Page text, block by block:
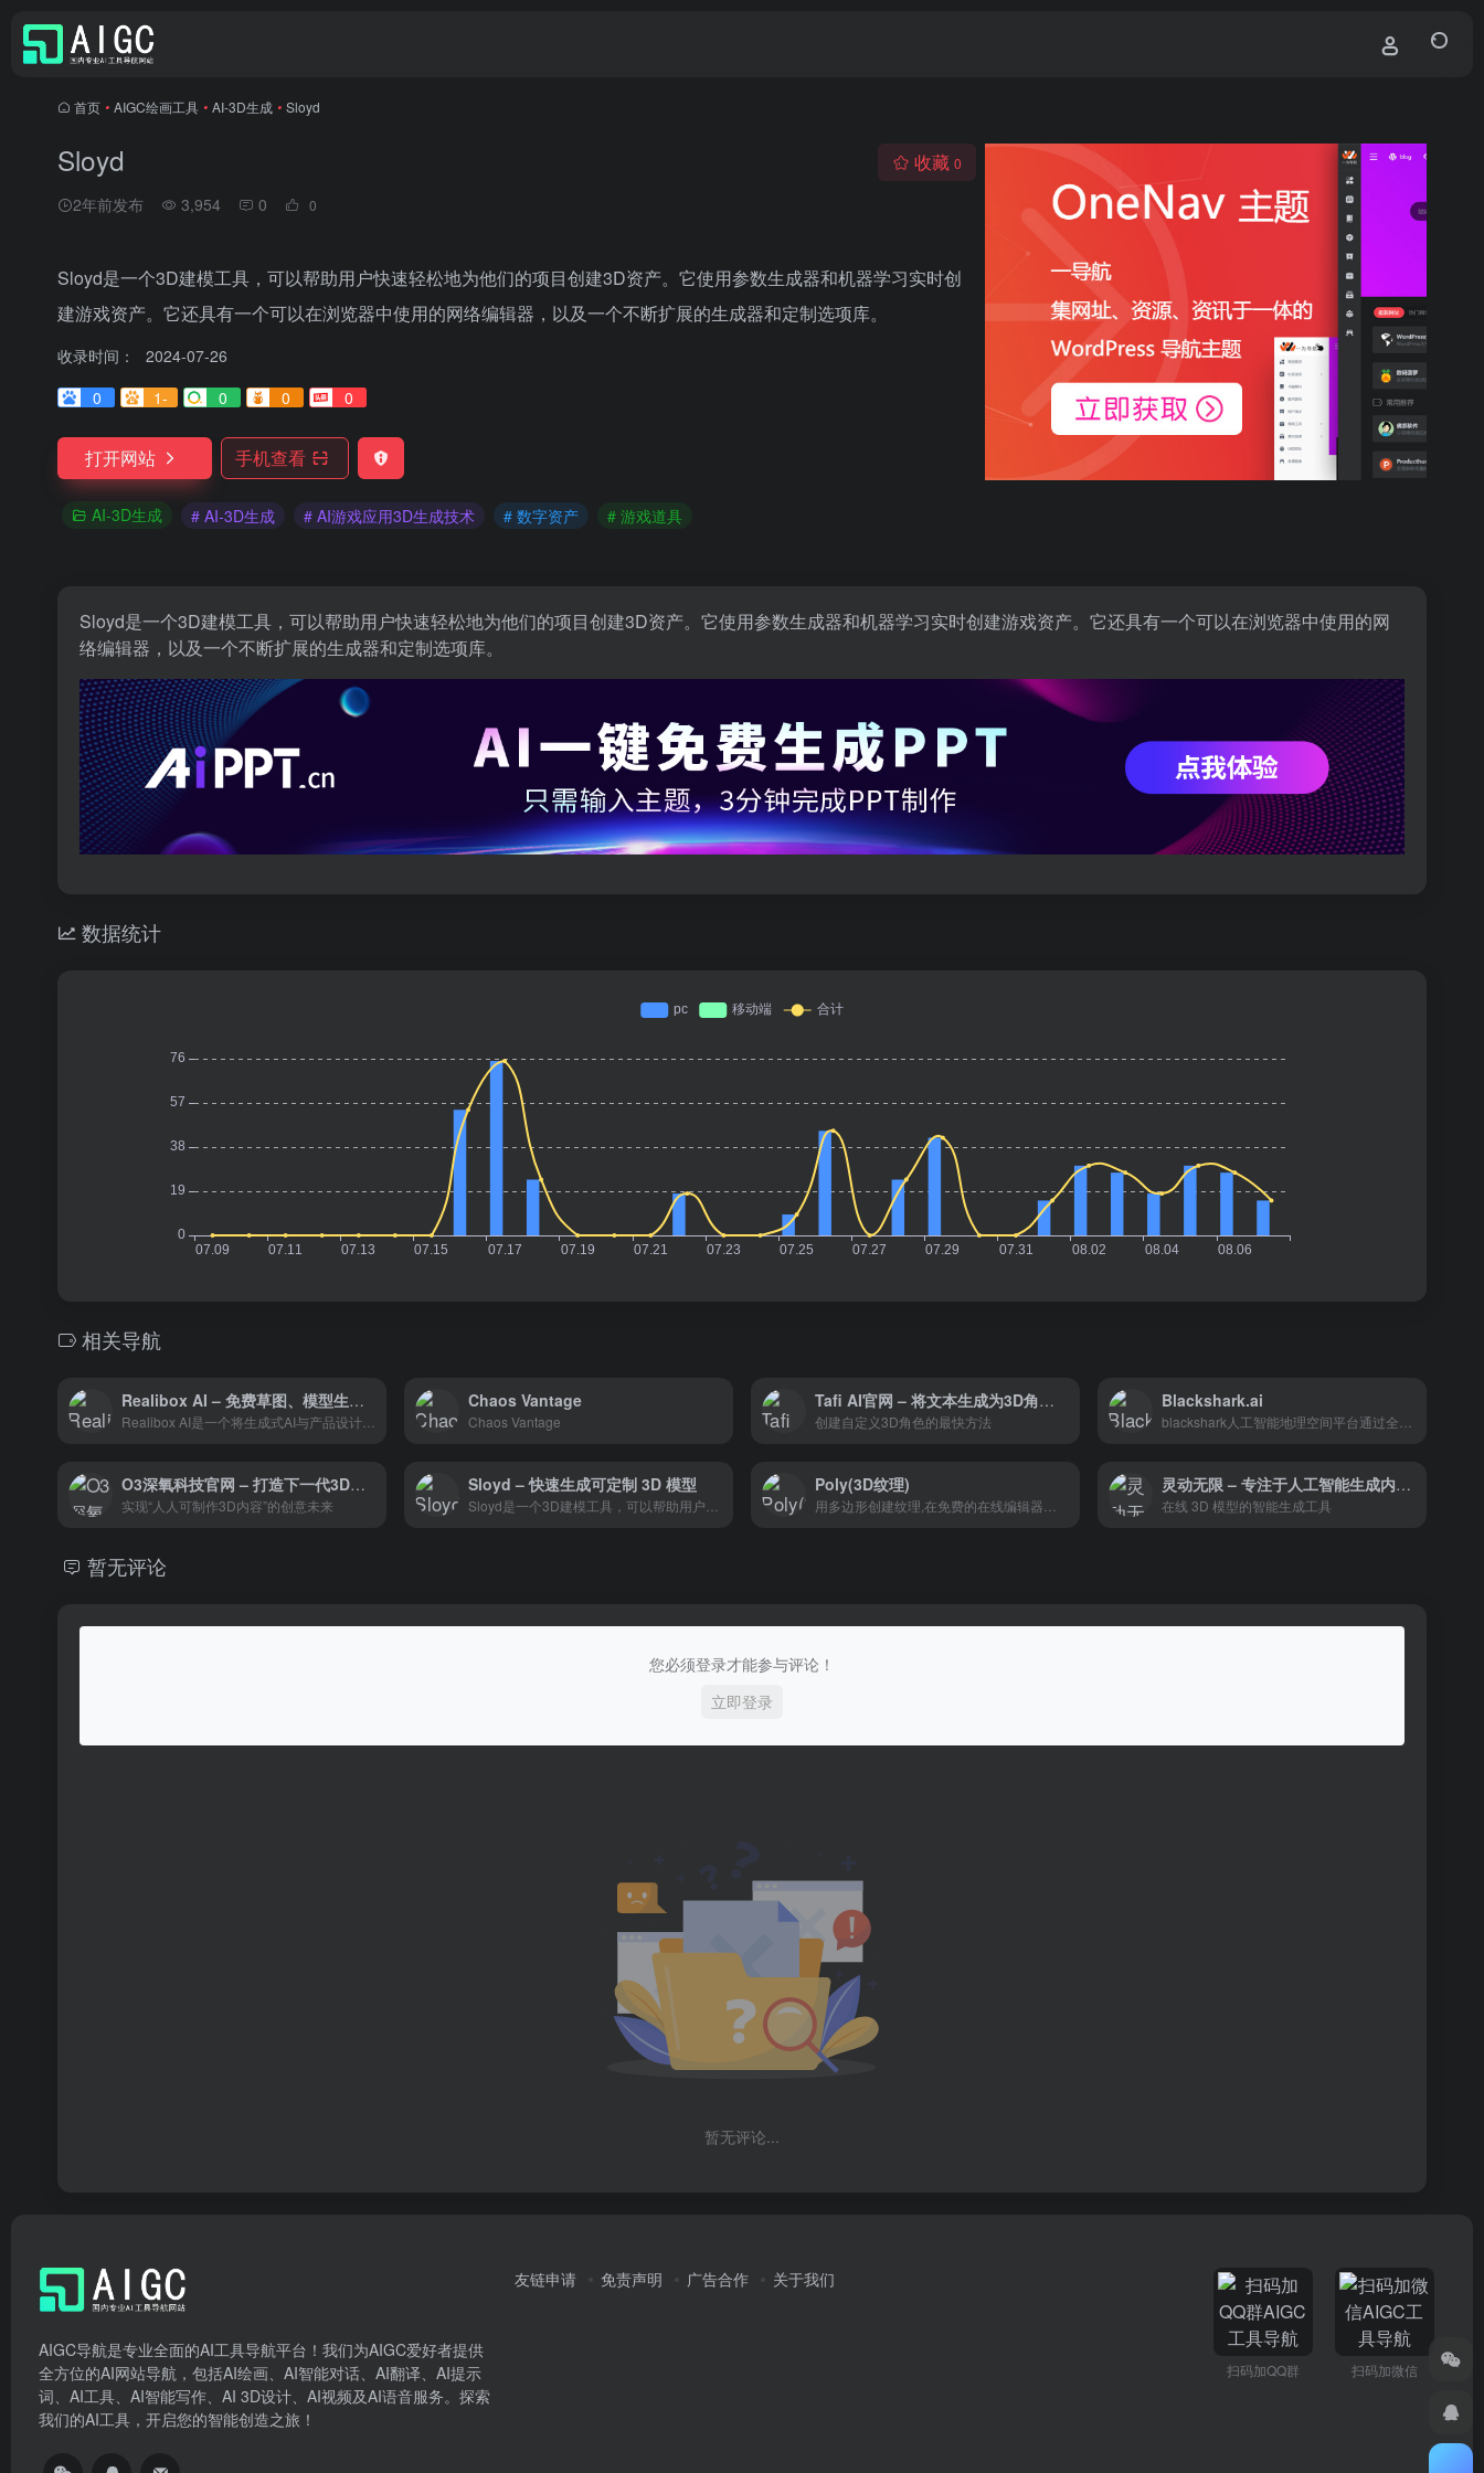
首页 • AIGC绘画工具 • AI-3D生成 • Sloyd
Sloyd
2年前发布 3,954 0 0
收藏 0
Sloyd是一个3D建模工具，可以帮助用户快速轻松地为他们的项目创建3D资产。它使用参数生成器和机器学习实时创
建游戏资产。它还具有一个可以在浏览器中使用的网络编辑器，以及一个不断扩展的生成器和定制选项库。
收录时间：
2024-07-26
0
1- 0 0 0
打开网站 手机查看
AI-3D生成 # AI-3D生成 # AI游戏应用3D生成技术 # 数字资产 # 游戏道具
Sloyd是一个3D建模工具，可以帮助用户快速轻松地为他们的项目创建3D资产。它使用参数生成器和机器学习实时创建游戏资产。它还具有一个可以在浏览器中使用的网
络编辑器，以及一个不断扩展的生成器和定制选项库。
数据统计
相关导航
Realibox AI – 免费草图、模型生成3D渲染图AI工具 Chaos Vantage
Chaos Vantage
Tafi AI官网 – 将文本生成为3D角色引擎
创建自定义3D角色的最快方法
Blackshark.ai
O3深氧科技官网 – 打造下一代3D内容生产工具
实现“人人可制作3D内容”的创意未来
Sloyd – 快速生成可定制 3D 模型 Poly(3D纹理) 灵动无限 – 专注于人工智能生成内容和3D技术
在线 3D 模型的智能生成工具
暂无评论
您必须登录才能参与评论！
立即登录
暂无评论...
AIGC导航是专业全面的AI工具导航平台！我们为AIGC爱好者提供
全方位的AI网站导航，包括AI绘画、AI智能对话、AI翻译、AI提示
词、AI工具、AI智能写作、AI 3D设计、AI视频及AI语音服务。探索
我们的AI工具，开启您的智能创造之旅！
友链申请 免责声明 广告合作 关于我们
扫码加QQ群 扫码加微信